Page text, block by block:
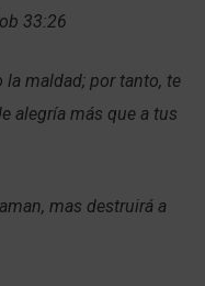
33:26
la maldad; por tanto, te
alegría más que a tus
mas destruirá a